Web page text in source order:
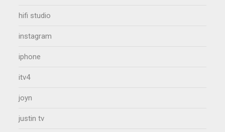
hifi studio
instagram
iphone
itv4
joyn
justin tv